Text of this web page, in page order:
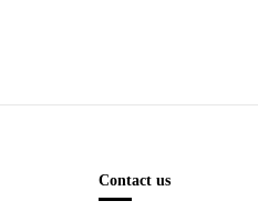
Contact us